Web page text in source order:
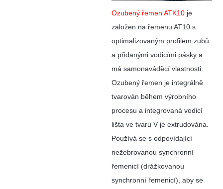
Ozubený řemen ATK10 je
založen na řemenu AT10 s
optimalizovaným profilem zubů
a přidanými vodicími pásky a
má samonaváděcí vlastnosti.
Ozubený řemen je integrálně
tvarován během výrobního
procesu a integrovaná vodicí
lišta ve tvaru V je extrudována.
Používá se s odpovídající
nežebrovanou synchronní
řemenicí (drážkovanou
synchronní řemenicí), aby se